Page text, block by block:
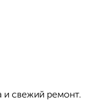
и свежий ремонт.